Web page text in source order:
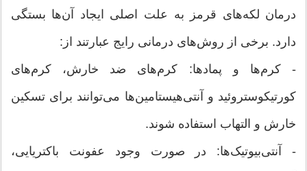
درمان لکه‌های قرمز به علت اصلی ایجاد آن‌ها بستگی
دارد. برخی از روش‌های درمانی رایج عبارتند از:
- کرم‌ها و پمادها: کرم‌های ضد خارش، کرم‌های
کورتیکوستروئید و آنتی‌هیستامین‌ها می‌توانند برای تسکین
خارش و التهاب استفاده شوند.
- آنتی‌بیوتیک‌ها: در صورت وجود عفونت باکتریایی،